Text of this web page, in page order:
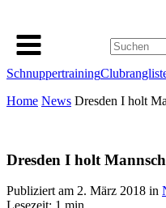
Suchen
nach:
Schnuppertraining
Home News Dresden I holt
Dresden I holt
Publiziert am 2. März 2018 in